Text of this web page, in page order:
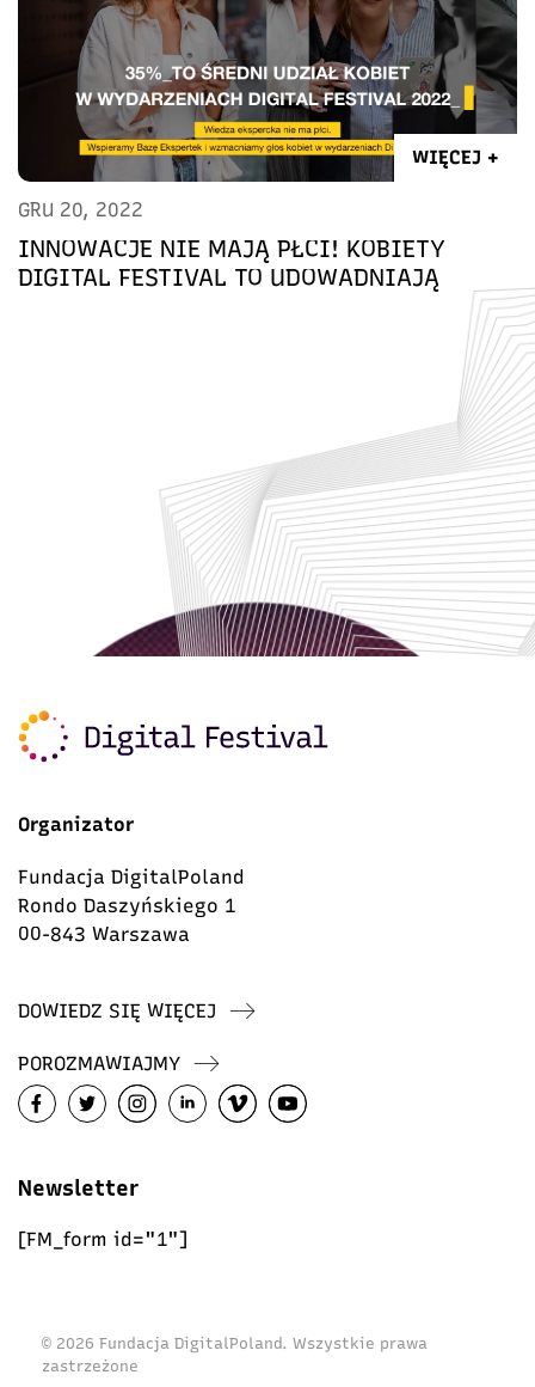
WIĘCEJ +
GRU 20, 2022
INNOWACJE NIE MAJĄ PŁCI! KOBIETY
DIGITAL FESTIVAL TO UDOWADNIAJĄ
Organizator
Fundacja DigitalPoland
Rondo Daszyńskiego 1
00-843 Warszawa
DOWIEDZ SIĘ WIĘCEJ
POROZMAWIAJMY
Newsletter
[FM_form id="1"]
© 2026 Fundacja DigitalPoland. Wszystkie prawa
zastrzeżone